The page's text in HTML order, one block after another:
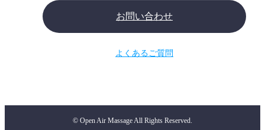
お問い合わせ
よくあるご質問
© Open Air Massage All Rights Reserved.